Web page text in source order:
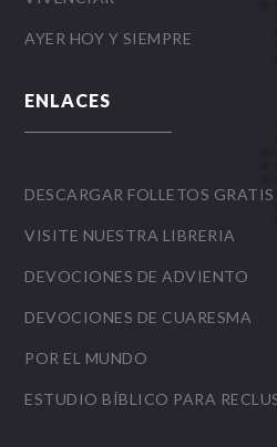
AYER HOY Y SIEMPRE
ENLACES
DESCARGAR FOLLETOS GRATIS
VISITE NUESTRA LIBRERIA
DEVOCIONES DE ADVIENTO
DEVOCIONES DE CUARESMA
POR EL MUNDO
ESTUDIO BÍBLICO PARA